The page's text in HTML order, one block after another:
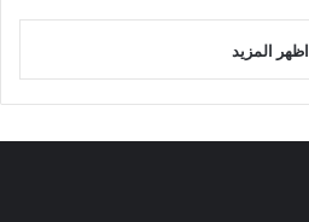
اظهر المزيد